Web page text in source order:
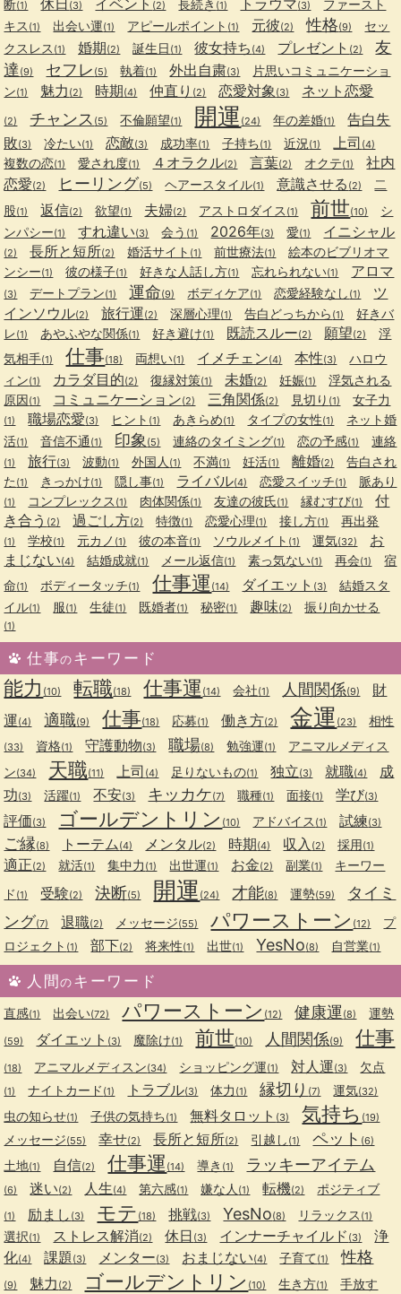
断(1) (3) (2) 長続き (1) (3)
ファースト
キス (1) 出会い運(1) アピールポイント (1) 元彼(2) 性格(9)
セッ
クスレス (1) 婚期(2) 誕生日 (1) 彼女持ち (4) プレゼント (2)
友
達 (9) セフレ (5) 執着(1) 外出自粛(3)
片思いコミュニケーショ
ン(1) 魅力 (2) 時期(4) 仲直り (2) 恋愛対象 (3) ネット恋愛
(2) チャンス (5) 不倫願望(1) 開運 (24) 年の差婚(1)
告白失
敗(3) 冷たい(1) 恋敵(3) 成功率(1) 子持ち(1) 近況 (1) 上司 (4)
複数の恋(1) 愛され度(1) ４オラクル(2) 言葉(2) オクテ(1)
社内
恋愛(2) ヒーリング(5) ヘアースタイル(1) 意識させる (2)
二
股(1) 返信(2) 欲望(1) 夫婦(2) アストロダイス (1) 前世(10)
シ
ンパシー(1) すれ違い(3) 会う (1) 2026年(3) 愛(1) イニシャル
(2) 長所と短所(2) 婚活サイト (1) 前世療法(1)
絵本のビブリオマ
ンシー(1) 彼の様子(1) 好きな人話し方(1) 忘れられない(1) アロマ
(3) デートプラン(1) 運命(9) ボディケア(1) 恋愛経験なし (1)
ツ
インソウル(2) 旅行運(2) 深層心理(1) 告白どっちから (1)
好きバ
レ(1) あやふやな関係(1) 好き避け(1) 既読スルー(2) 願望(2)
浮
気相手(1) 仕事(18) 両想い(1) イメチェン(4) 本性(3)
ハロウ
ィン(1) カラダ目的(2) 復縁対策(1) 未婚(2) 妊娠(1)
浮気される
原因(1) コミュニケーション(2) 三角関係(2) 見切り (1) 女子力
(1) 職場恋愛(3) ヒント (1) あきらめ(1) タイプの女性(1)
ネット婚
活(1) 音信不通 (1) 印象 (5) 連絡のタイミング(1) 恋の予感(1) 連絡
(1) 旅行(3) 波動(1) 外国人 (1) 不満(1) 妊活(1) 離婚(2)
告白され
た (1) きっかけ(1) 隠し事(1) ライバル(4) 恋愛スイッチ(1) 脈あり
(1) コンプレックス (1) 肉体関係(1) 友達の彼氏(1) 縁むすび(1)
付
き合う (2) 過ごし方(2) 特徴(1) 恋愛心理(1) 接し方(1) 再出発
(1) 学校(1) 元カノ (1) 彼の本音(1) ソウルメイト (1) 運気(32)
お
まじない(4) 結婚成就(1) メール返信(1) 素っ気ない(1) 再会(1)
宿
命(1) ボディータッチ(1) 仕事運 (14) ダイエット (3)
結婚スタ
イル(1) 服(1) 生徒(1) 既婚者(1) 秘密(1) 趣味(2) 振り向かせる
(1)
仕事のキーワード
能力 (10) 転職(18) 仕事運 (14) 会社(1) 人間関係(9)
財
運(4) 適職(9) 仕事(18) 応募(1) 働き方(2) 金運 (23) 相性
(33) 資格(1) 守護動物(3) 職場(8) 勉強運(1)
アニマルメディス
ン(34) 天職(11) 上司 (4) 足りないもの(1) 独立(3) 就職(4)
成
功(3) 活躍(1) 不安(3) キッカケ(7) 職種(1) 面接(1) 学び(3)
評価(3) ゴールデントリン (10) アドバイス (1) 試練(3)
ご縁(8) トーテム (4) メンタル(2) 時期(4) 収入 (2) 採用(1)
適正(2) 就活(1) 集中力 (1) 出世運(1) お金(2) 副業(1)
キーワー
ド (1) 受験(2) 決断(5) 開運 (24) 才能(8) 運勢(59)
タイミ
ング(7) 退職(2) メッセージ(55) パワーストーン (12)
プ
ロジェクト (1) 部下(2) 将来性(1) 出世(1) YesNo(8) 自営業(1)
人間のキーワード
直感(1) 出会い(72) パワーストーン (12) 健康運(8) 運勢
(59) ダイエット (3) 魔除け(1) 前世(10) 人間関係(9) 仕事
(18) アニマルメディスン(34) ショッピング運(1) 対人運(3) 欠点
(1) ナイトカード (1) トラブル(3) 体力 (1) 縁切り (7) 運気(32)
虫の知らせ(1) 子供の気持ち(1) 無料タロット (3) 気持ち (19)
メッセージ(55) 幸せ(2) 長所と短所(2) 引越し (1) ペット (6)
土地(1) 自信(2) 仕事運 (14) 導き (1) ラッキーアイテム
(6) 迷い(2) 人生(4) 第六感(1) 嫌な人 (1) 転機(2) ポジティブ
(1) 励まし (3) モテ (18) 挑戦(3) YesNo(8) リラックス (1)
選択(1) ストレス解消(2) 休日 (3) インナーチャイルド (3)
浄
化(4) 課題 (3) メンター(3) おまじない(4) 子育て(1) 性格
(9) 魅力 (2) ゴールデントリン (10) 生き方(1) 手放す